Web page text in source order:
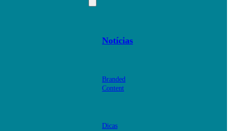
Notícias
Branded
Content
Dicas